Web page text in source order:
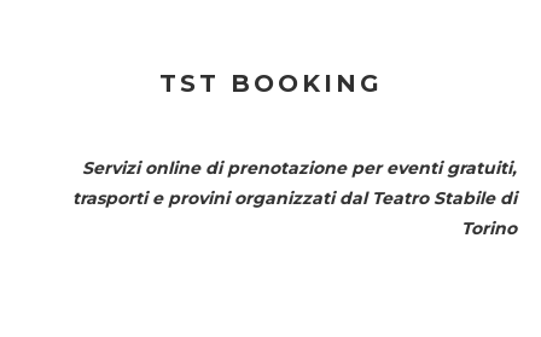
TST BOOKING
Servizi online di prenotazione per eventi gratuiti,
trasporti e provini organizzati dal Teatro Stabile di
Torino